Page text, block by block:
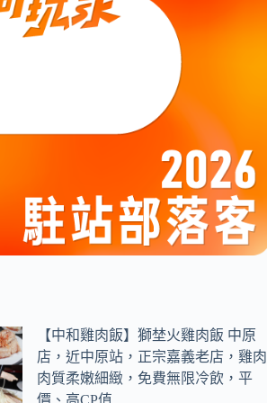
【中和雞肉飯】獅埜火雞肉飯 中原
店，近中原站，正宗嘉義老店，雞肉
肉質柔嫩細緻，免費無限冷飲，平
價、高CP值